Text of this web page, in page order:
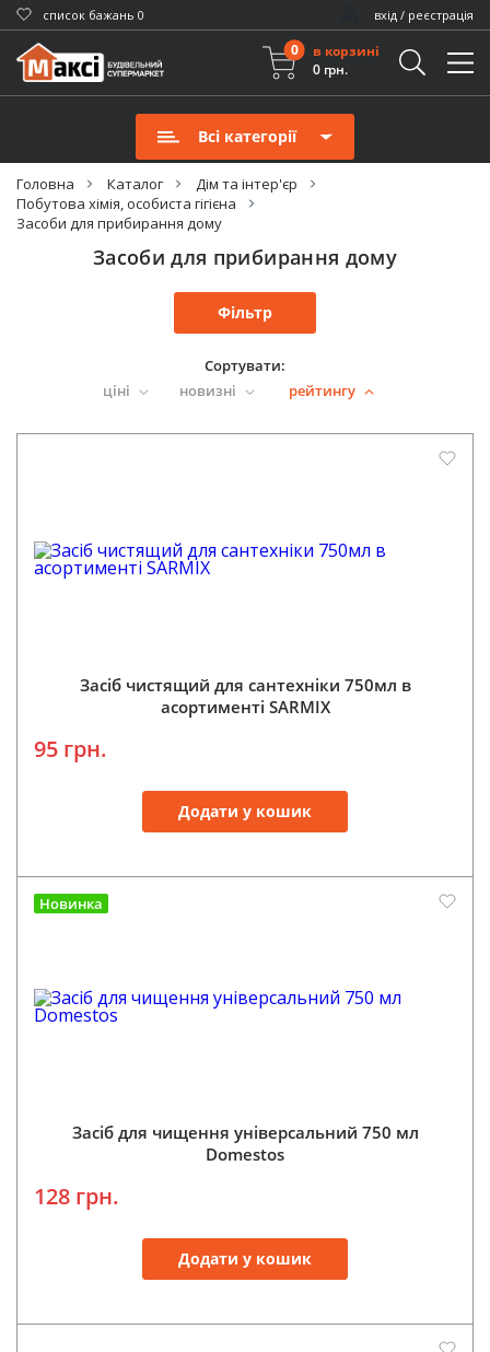
cписок бажань 0 вхід / реєстрація
0
в корзині
0 грн.
Всі категорії
Головна Каталог
Дім та інтер'єр
Побутова хімія, особиста гігієна
Засоби для прибирання дому
Засоби для прибирання дому
Фільтр
Сортувати:
ціні
новизні рейтингу
Засіб чистящий для сантехніки 750мл в
асортименті SARMIX
95 грн.
Додати у кошик
Новинка
Засіб для чищення універсальний 750 мл
Domestos
128 грн.
Додати у кошик